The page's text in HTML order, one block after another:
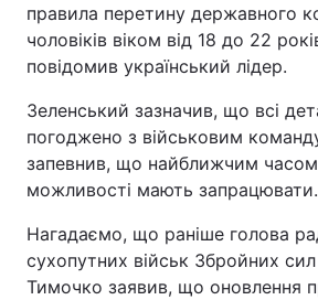
правила перетину державного
чоловіків віком від 18 до 22
повідомив український лідер.
Зеленський зазначив, що всі
погоджено з військовим
запевнив, що найближчим часом
можливості мають запрацювати.
Нагадаємо, що раніше голова
сухопутних військ Збройних сил
Тимочко заявив, що оновлення